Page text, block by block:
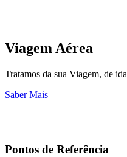
Viagem Aérea
Tratamos da sua Viagem, de
Saber Mais
Pontos de Referência